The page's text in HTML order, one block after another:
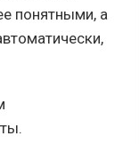
понятными, а